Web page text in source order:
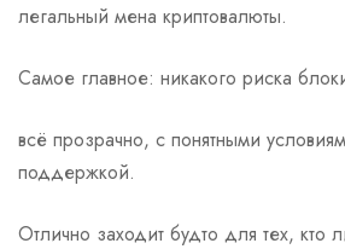
легальный мена криптовалюты.
Самое главное: никакого риска
всё прозрачно, с понятными
поддержкой.
Отлично заходит будто для тех, кто